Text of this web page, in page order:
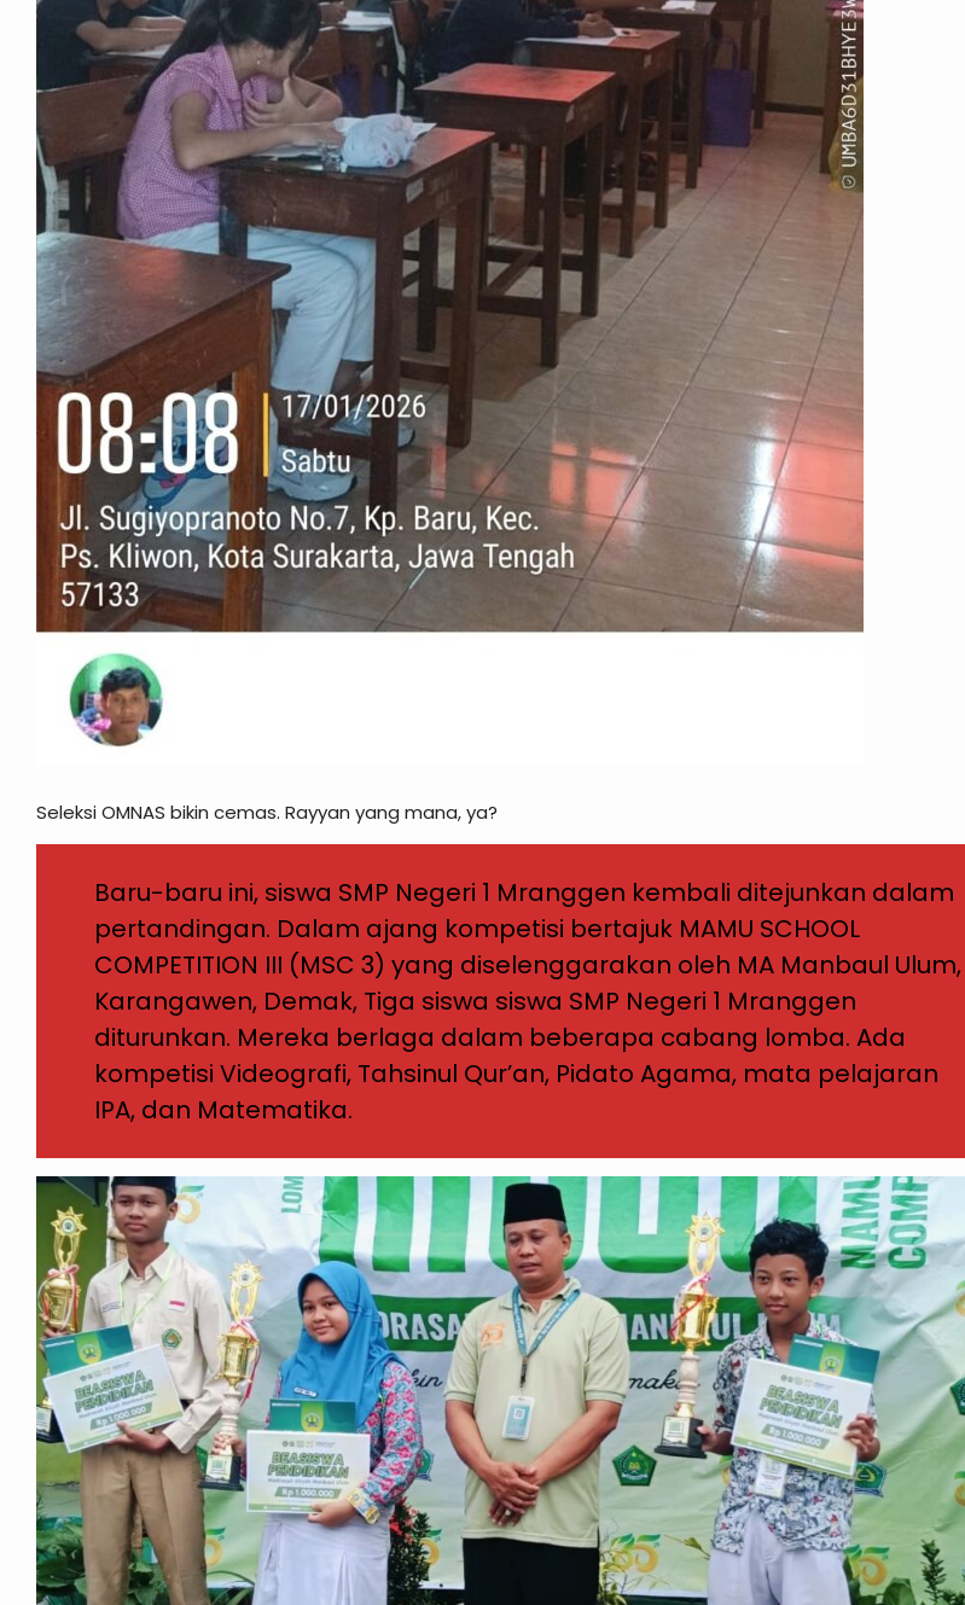
Seleksi OMNAS bikin cemas. Rayyan yang mana, ya?
Baru-baru ini, siswa SMP Negeri 1 Mranggen kembali ditejunkan dalam
pertandingan. Dalam ajang kompetisi bertajuk MAMU SCHOOL
COMPETITION III (MSC 3) yang diselenggarakan oleh MA Manbaul Ulum,
Karangawen, Demak, Tiga siswa siswa SMP Negeri 1 Mranggen
diturunkan. Mereka berlaga dalam beberapa cabang lomba. Ada
kompetisi Videografi, Tahsinul Qur’an, Pidato Agama, mata pelajaran
IPA, dan Matematika.